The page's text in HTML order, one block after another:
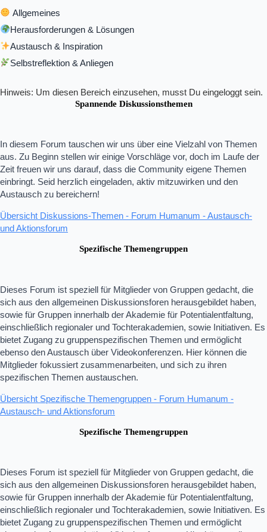
Allgemeines
Herausforderungen & Lösungen
Austausch & Inspiration
Selbstreflektion & Anliegen
Hinweis: Um diesen Bereich einzusehen, musst Du eingeloggt sein.
Spannende Diskussionsthemen
In diesem Forum tauschen wir uns über eine Vielzahl von Themen
aus. Zu Beginn stellen wir einige Vorschläge vor, doch im Laufe der
Zeit freuen wir uns darauf, dass die Community eigene Themen
einbringt. Seid herzlich eingeladen, aktiv mitzuwirken und den
Austausch zu bereichern!
Übersicht Diskussions-Themen - Forum Humanum - Austausch-
und Aktionsforum
Spezifische Themengruppen
Dieses Forum ist speziell für Mitglieder von Gruppen gedacht, die
sich aus den allgemeinen Diskussionsforen herausgebildet haben,
sowie für Gruppen innerhalb der Akademie für Potentialentfaltung,
einschließlich regionaler und Tochterakademien, sowie Initiativen. Es
bietet Zugang zu gruppenspezifischen Themen und ermöglicht
ebenso den Austausch über Videokonferenzen. Hier können die
Mitglieder fokussiert zusammenarbeiten, und sich zu ihren
spezifischen Themen austauschen.
Übersicht Spezifische Themengruppen - Forum Humanum -
Austausch- und Aktionsforum
Spezifische Themengruppen
Dieses Forum ist speziell für Mitglieder von Gruppen gedacht, die
sich aus den allgemeinen Diskussionsforen herausgebildet haben,
sowie für Gruppen innerhalb der Akademie für Potentialentfaltung,
einschließlich regionaler und Tochterakademien, sowie Initiativen. Es
bietet Zugang zu gruppenspezifischen Themen und ermöglicht